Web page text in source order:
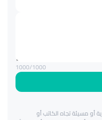
1000/1000
أو مسيئة تجاه الكاتب أو